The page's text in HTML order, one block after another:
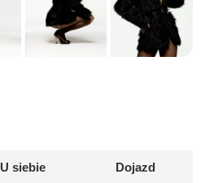
U siebie Dojazd